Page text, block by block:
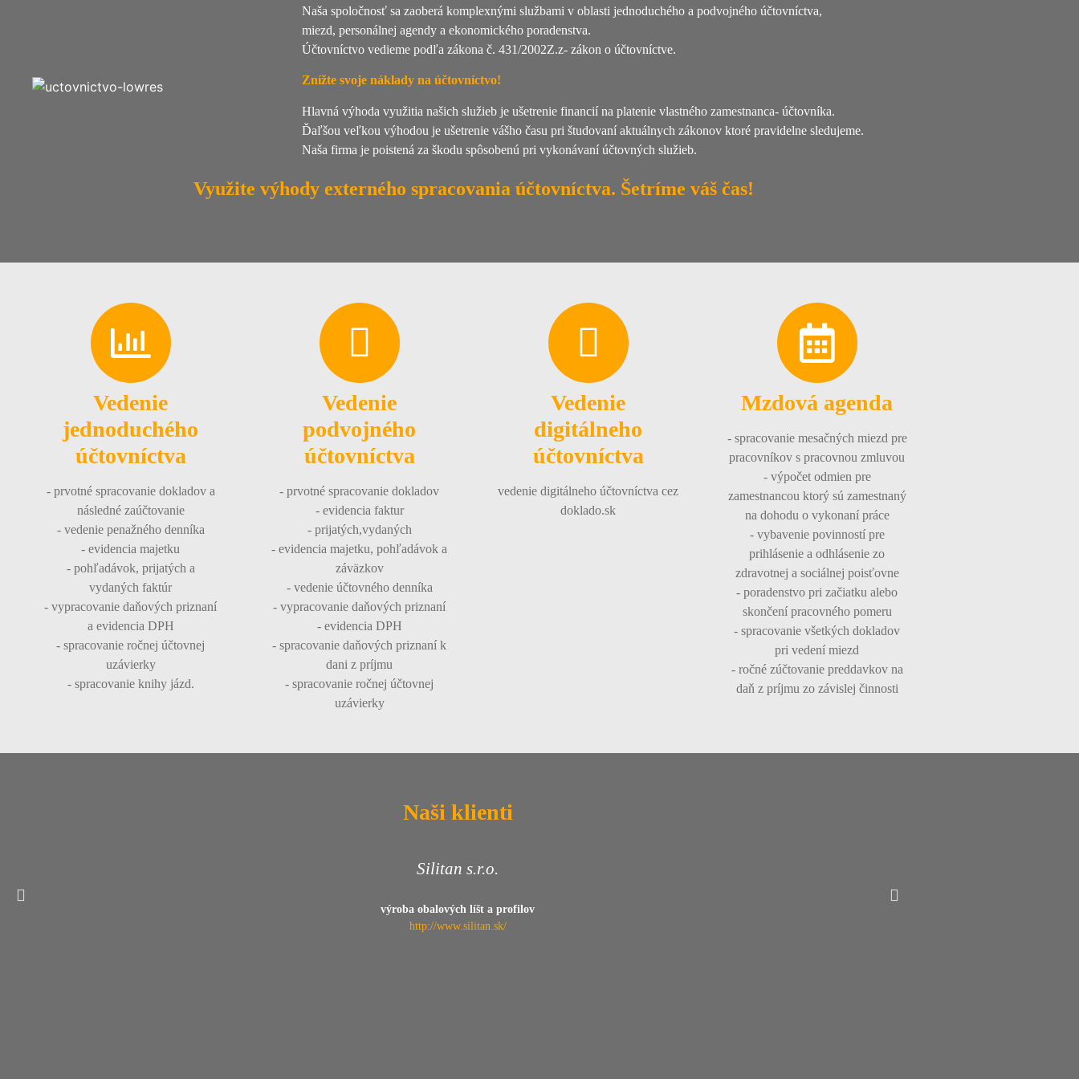
Naša spoločnosť sa zaoberá komplexnými službami v oblasti jednoduchého a podvojného účtovníctva,
miezd, personálnej agendy a ekonomického poradenstva.
Účtovníctvo vedieme podľa zákona č. 431/2002Z.z- zákon o účtovníctve.
Znížte svoje náklady na účtovníctvo!
Hlavná výhoda využitia našich služieb je ušetrenie financií na platenie vlastného zamestnanca- účtovníka.
Ďaľšou veľkou výhodou je ušetrenie vášho času pri študovaní aktuálnych zákonov ktoré pravidelne sledujeme.
Naša firma je poistená za škodu spôsobenú pri vykonávaní účtovných služieb.
Využite výhody externého spracovania účtovníctva. Šetríme váš čas!
Vedenie
jednoduchého
účtovníctva
- prvotné spracovanie dokladov a
následné zaúčtovanie
- vedenie penažného denníka
- evidencia majetku
- pohľadávok, prijatých a
vydaných faktúr
- vypracovanie daňových priznaní
a evidencia DPH
- spracovanie ročnej účtovnej
uzávierky
- spracovanie knihy jázd.
Vedenie
podvojného
účtovníctva
- prvotné spracovanie dokladov
- evidencia faktur
- prijatých,vydaných
- evidencia majetku, pohľadávok a
záväzkov
- vedenie účtovného denníka
- vypracovanie daňových priznaní
- evidencia DPH
- spracovanie daňových priznaní k
dani z príjmu
- spracovanie ročnej účtovnej
uzávierky
Vedenie
digitálneho
účtovníctva
vedenie digitálneho účtovníctva cez
doklado.sk
Mzdová agenda
- spracovanie mesačných miezd pre
pracovníkov s pracovnou zmluvou
- výpočet odmien pre
zamestnancou ktorý sú zamestnaný
na dohodu o vykonaní práce
- vybavenie povinností pre
prihlásenie a odhlásenie zo
zdravotnej a sociálnej poisťovne
- poradenstvo pri začiatku alebo
skončení pracovného pomeru
- spracovanie všetkých dokladov
pri vedení miezd
- ročné zúčtovanie preddavkov na
daň z príjmu zo závislej činnosti
Naši klienti
Silitan s.r.o.
výroba obalových líšt a profilov
http://www.silitan.sk/